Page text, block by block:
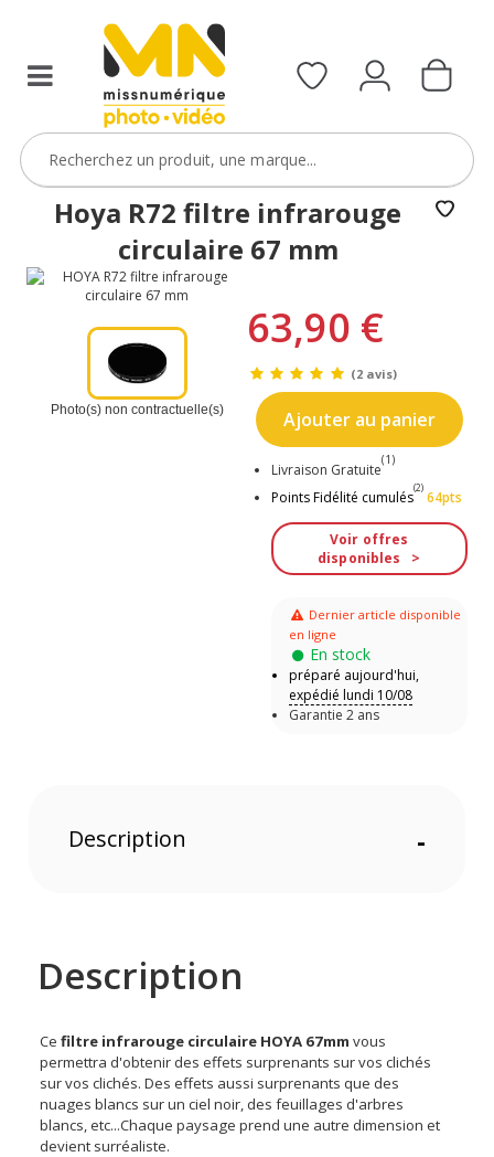
le
ObjectifFiltre5
VOIR L'OFFRE
Hoya R72 filtre infrarouge
circulaire 67 mm
Photo(s) non contractuelle(s)
63,90 €
(2 avis)
Ajouter au panier
Livraison Gratuite
(1)
Points Fidélité cumulés
(2)
64pts
Voir offres
disponibles
Dernier article disponible
en ligne
En stock
préparé aujourd'hui,
expédié lundi 10/08
Garantie 2 ans
Description -
Description
Cefiltre infrarouge circulaire HOYA 67mm vous
permettra d'obtenir des effets surprenants sur vos clichés
sur vos clichés. Des effets aussi surprenants que des
nuages blancs sur un ciel noir, des feuillages d'arbres
blancs, etc...Chaque paysage prend une autre dimension et
devient surréaliste.